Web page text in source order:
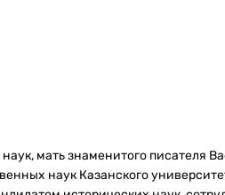
мать знаменитого писателя
наук Казанского